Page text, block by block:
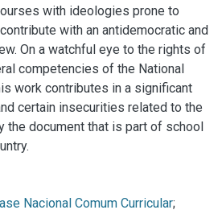
with ideologies prone to
with an antidemocratic and
On a watchful eye to the rights of
competencies of the National
work contributes in a significant
certain insecurities related to the
the document that is part of school
Nacional Comum Curricular;